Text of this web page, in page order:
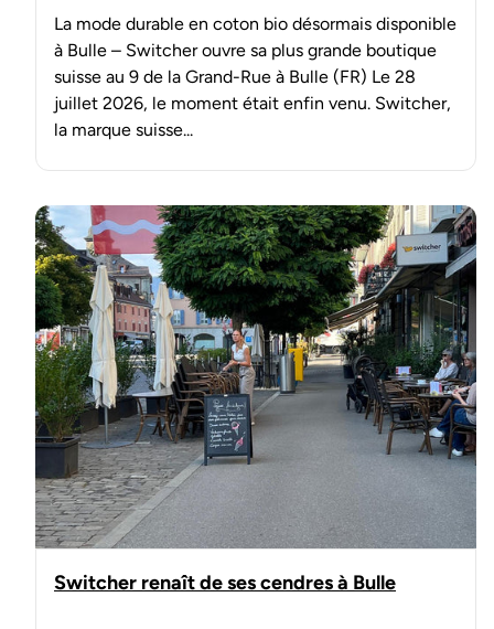
La mode durable en coton bio désormais disponible
à Bulle – Switcher ouvre sa plus grande boutique
suisse au 9 de la Grand-Rue à Bulle (FR) Le 28
juillet 2026, le moment était enfin venu. Switcher,
la marque suisse...
Switcher renaît de ses cendres à Bulle